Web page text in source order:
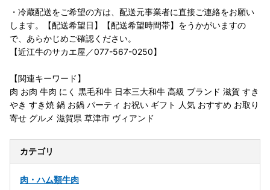
・冷蔵配送をご希望の方は、配送元事業者に直接ご連絡をお願い
します。【配送希望日】【配送希望時間帯】をうかがいますの
で、あらかじめご確認ください。
【近江牛のサカエ屋／077-567-0250】
【関連キーワード】
肉 お肉 牛肉 にく 黒毛和牛 日本三大和牛 高級 ブランド 滋賀 すき
やき すき焼 鍋 お鍋 パーティ お祝い ギフト 人気 おすすめ お取り
寄せ グルメ 滋賀県 草津市 ヴィアンド
カテゴリ
肉・ハム類牛肉